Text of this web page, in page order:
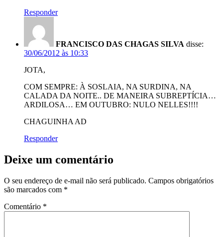
Responder
FRANCISCO DAS CHAGAS SILVA disse:
30/06/2012 às 10:33
JOTA,
COM SEMPRE: À SOSLAIA, NA SURDINA, NA
CALADA DA NOITE.. DE MANEIRA SUBREPTÍCIA…
ARDILOSA… EM OUTUBRO: NULO NELLES!!!!
CHAGUINHA AD
Responder
Deixe um comentário
O seu endereço de e-mail não será publicado. Campos obrigatórios
são marcados com *
Comentário *